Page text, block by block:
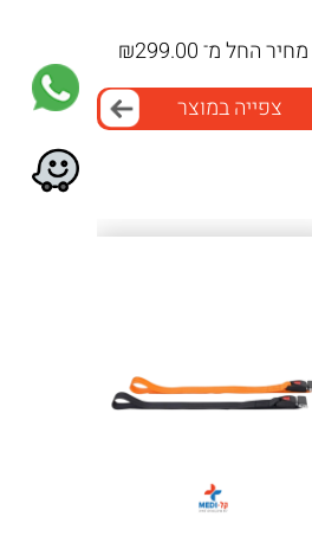
מחירהחל מ־ ₪299.00
צפייה במוצר